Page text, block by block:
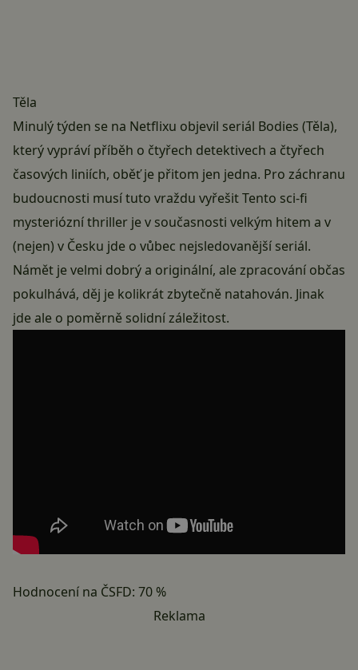
Těla
Minulý týden se na Netflixu objevil seriál Bodies (Těla),
který vypráví příběh o čtyřech detektivech a čtyřech
časových liniích, oběť je přitom jen jedna. Pro záchranu
budoucnosti musí tuto vraždu vyřešit Tento sci-fi
mysteriózní thriller je v současnosti velkým hitem a v
(nejen) v Česku jde o vůbec nejsledovanější seriál.
Námět je velmi dobrý a originální, ale zpracování občas
pokulhává, děj je kolikrát zbytečně natahován. Jinak
jde ale o poměrně solidní záležitost.
Hodnocení na ČSFD: 70 %
Reklama